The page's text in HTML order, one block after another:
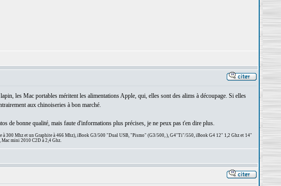
les Mac portables méritent les alimentations Apple, qui, elles sont des alims à découpage. Si elles
aux chinoiseries à bon marché.
de bonne qualité, mais faute d'informations plus précises, je ne peux pas t'en dire plus.
300 Mhz et un Graphite à 466 Mhz), iBook G3/500 "Dual USB, "Pismo" (G3/500, ), G4"Ti"/550, iBook G4 12" 1,2 Ghz et 14"
mini 2010 C2D à 2,4 Ghz.